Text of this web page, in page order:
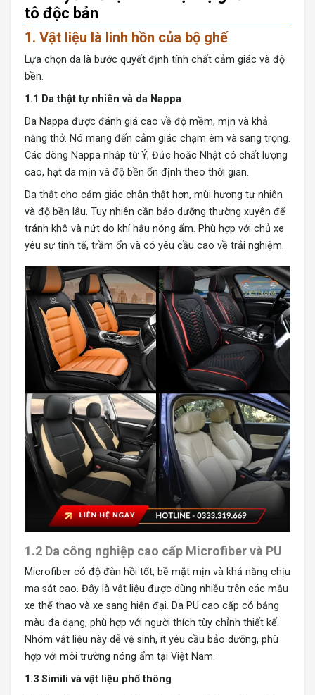
tô độc bản
1. Vật liệu là linh hồn của bộ ghế
Lựa chọn da là bước quyết định tính chất cảm giác và độ
bền.
1.1 Da thật tự nhiên và da Nappa
Da Nappa được đánh giá cao về độ mềm, mịn và khả
năng thở. Nó mang đến cảm giác chạm êm và sang trọng.
Các dòng Nappa nhập từ Ý, Đức hoặc Nhật có chất lượng
cao, hạt da mịn và độ bền ổn định theo thời gian.
Da thật cho cảm giác chân thật hơn, mùi hương tự nhiên
và độ bền lâu. Tuy nhiên cần bảo dưỡng thường xuyên để
tránh khô và nứt do khí hậu nóng ẩm. Phù hợp với chủ xe
yêu sự tinh tế, trầm ổn và có yêu cầu cao về trải nghiệm.
1.2 Da công nghiệp cao cấp Microfiber và PU
Microfiber có độ đàn hồi tốt, bề mặt mịn và khả năng chịu
ma sát cao. Đây là vật liệu được dùng nhiều trên các mẫu
xe thể thao và xe sang hiện đại. Da PU cao cấp có bảng
màu đa dạng, phù hợp với người thích tùy chỉnh thiết kế.
Nhóm vật liệu này dễ vệ sinh, ít yêu cầu bảo dưỡng, phù
hợp với môi trường nóng ẩm tại Việt Nam.
1.3 Simili và vật liệu phổ thông